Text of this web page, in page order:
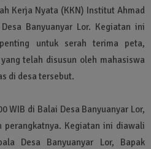
Kerja Nyata (KKN) Institut Ahmad
Banyuanyar Lor. Kegiatan ini
untuk serah terima peta,
telah disusun oleh mahasiswa
di desa tersebut.
WIB di Balai Desa Banyuanyar Lor,
perangkatnya. Kegiatan ini diawali
Desa Banyuanyar Lor, Bapak